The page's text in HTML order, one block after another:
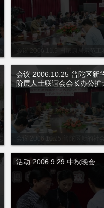
会议 2006.11.9 国家康居示范
会议 2006.10.25 普陀区新的社
会议 2006.10.25 普陀区新
阶层人士联谊会会长办公扩
活动 2006.9.29 中秋晚会